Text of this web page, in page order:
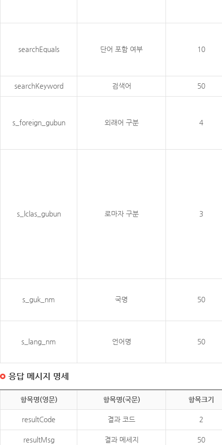
searchEquals 단어 포함 여부 10
searchKeyword 검색어 50
s_foreign_gubun 외래어 구분 4
s_lclas_gubun 로마자 구분 3
s_guk_nm 국명 50
s_lang_nm 언어명 50
응답 메시지 명세
항목명(영문) 항목명(국문) 항목크기
resultCode 결과 코드 2
resultMsg 결과 메세지 50